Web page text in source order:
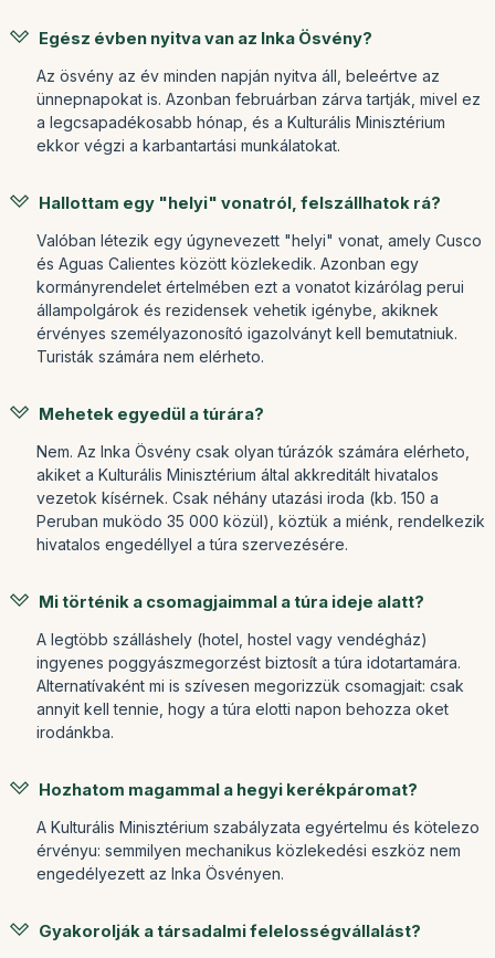
Egész évben nyitva van az Inka Ösvény?
Az ösvény az év minden napján nyitva áll, beleértve az
ünnepnapokat is. Azonban februárban zárva tartják, mivel ez
a legcsapadékosabb hónap, és a Kulturális Minisztérium
ekkor végzi a karbantartási munkálatokat.
Hallottam egy "helyi" vonatról, felszállhatok rá?
Valóban létezik egy úgynevezett "helyi" vonat, amely Cusco
és Aguas Calientes között közlekedik. Azonban egy
kormányrendelet értelmében ezt a vonatot kizárólag perui
állampolgárok és rezidensek vehetik igénybe, akiknek
érvényes személyazonosító igazolványt kell bemutatniuk.
Turisták számára nem elérheto.
Mehetek egyedül a túrára?
Nem. Az Inka Ösvény csak olyan túrázók számára elérheto,
akiket a Kulturális Minisztérium által akkreditált hivatalos
vezetok kísérnek. Csak néhány utazási iroda (kb. 150 a
Peruban muködo 35 000 közül), köztük a miénk, rendelkezik
hivatalos engedéllyel a túra szervezésére.
Mi történik a csomagjaimmal a túra ideje alatt?
A legtöbb szálláshely (hotel, hostel vagy vendégház)
ingyenes poggyászmegorzést biztosít a túra idotartamára.
Alternatívaként mi is szívesen megorizzük csomagjait: csak
annyit kell tennie, hogy a túra elotti napon behozza oket
irodánkba.
Hozhatom magammal a hegyi kerékpáromat?
A Kulturális Minisztérium szabályzata egyértelmu és kötelezo
érvényu: semmilyen mechanikus közlekedési eszköz nem
engedélyezett az Inka Ösvényen.
Gyakorolják a társadalmi felelosségvállalást?